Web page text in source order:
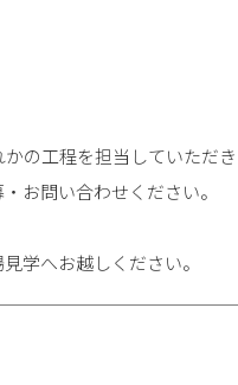
の工程を担当していただ
お問い合わせください。
学へお越しください。